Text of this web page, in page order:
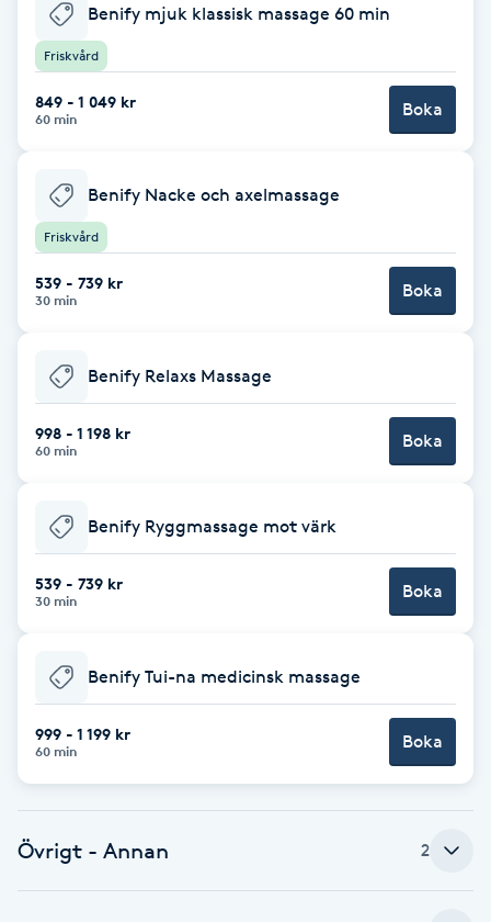
Fotsvamp
Fransar
Fransborttagning
Fransförlängning
Fransförlängning Megavolym
Fransförlängning Volym
Fransk manikyr
Fransrengöring
Frekvensterapi
Friskvårdsmassage
Benify mjuk klassisk massage 60 min
Friskvård
849 - 1 049 kr
60 min Boka
Benify Nacke och axelmassage
Friskvård
539 - 739 kr
30 min Boka
Benify Relaxs Massage
998 - 1 198 kr
60 min Boka
Benify Ryggmassage mot värk
539 - 739 kr
30 min Boka
Benify Tui-na medicinsk massage
999 - 1 199 kr
60 min Boka
Övrigt - Annan 2